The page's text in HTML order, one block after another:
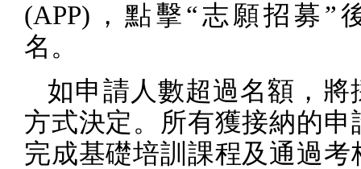
(APP) ，點擊“志願招募”
名。
如申請人數超過名額，將
方式決定。所有獲接納的申
完成基礎培訓課程及通過考